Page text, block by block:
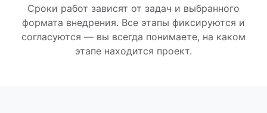
Сроки работ зависят от задач и выбранного
формата внедрения. Все этапы фиксируются и
согласуются — вы всегда понимаете, на каком
этапе находится проект.